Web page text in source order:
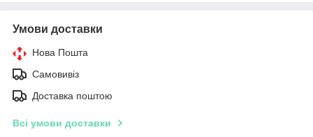
Умови доставки
Нова Пошта
Самовивіз
Доставка поштою
Всі умови доставки